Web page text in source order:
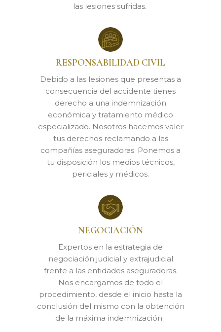
las lesiones sufridas.
RESPONSABILIDAD CIVIL
Debido a las lesiones que presentas a
consecuencia del accidente tienes
derecho a una indemnización
económica y tratamiento médico
especializado. Nosotros hacemos valer
tus derechos reclamando a las
compañías aseguradoras. Ponemos a
tu disposición los medios técnicos,
periciales y médicos.
NEGOCIACIÓN
Expertos en la estrategia de
negociación judicial y extrajudicial
frente a las entidades aseguradoras.
Nos encargamos de todo el
procedimiento, desde el inicio hasta la
conclusión del mismo con la obtención
de la máxima indemnización.